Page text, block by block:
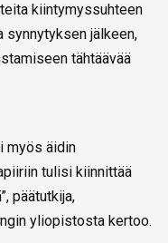
kiintymyssuhteen
synnytyksen jälkeen,
tähtäävää
myös äidin
tulisi kiinnittää
päätutkija,
yliopistosta kertoo.